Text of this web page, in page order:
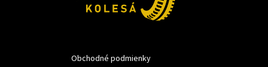
Obchodné podmienky